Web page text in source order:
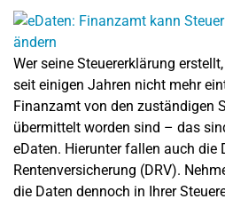
Wer seine Steuererklärung
seit einigen Jahren nicht mehr
Finanzamt von den zuständigen
übermittelt worden sind – das
eDaten. Hierunter fallen auch die
Rentenversicherung (DRV).
die Daten dennoch in Ihrer